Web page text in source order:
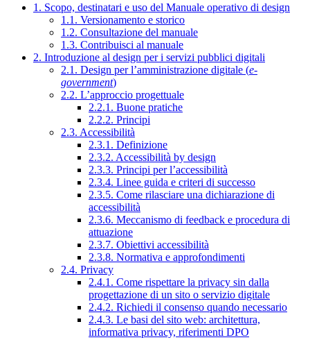
1. Scopo, destinatari e uso del Manuale operativo di design
1.1. Versionamento e storico
1.2. Consultazione del manuale
1.3. Contribuisci al manuale
2. Introduzione al design per i servizi pubblici digitali
2.1. Design per l’amministrazione digitale (e-
government)
2.2. L’approccio progettuale
2.2.1. Buone pratiche
2.2.2. Principi
2.3. Accessibilità
2.3.1. Definizione
2.3.2. Accessibilità by design
2.3.3. Principi per l’accessibilità
2.3.4. Linee guida e criteri di successo
2.3.5. Come rilasciare una dichiarazione di
accessibilità
2.3.6. Meccanismo di feedback e procedura di
attuazione
2.3.7. Obiettivi accessibilità
2.3.8. Normativa e approfondimenti
2.4. Privacy
2.4.1. Come rispettare la privacy sin dalla
progettazione di un sito o servizio digitale
2.4.2. Richiedi il consenso quando necessario
2.4.3. Le basi del sito web: architettura,
informativa privacy, riferimenti DPO